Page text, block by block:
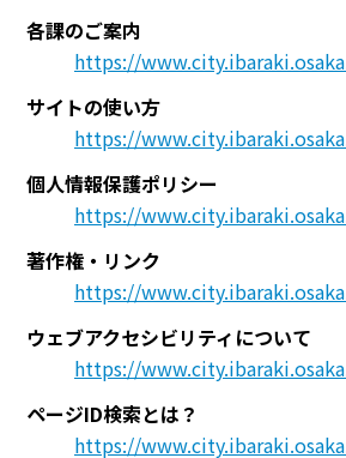
各課のご案内
https://
サイトの使い方
https://
個人情報保護ポリシー
https://
著作権・リンク
https://
ウェブアクセシビリティについて
https://
ページID検索とは？
https://